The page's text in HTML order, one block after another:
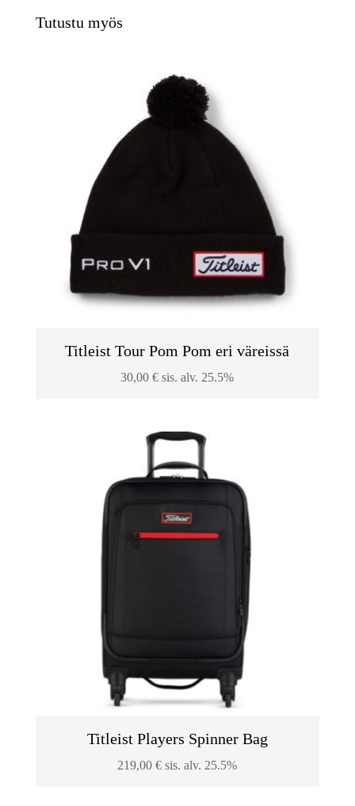
Tutustu myös
Titleist Tour Pom Pom eri väreissä
30,00€ sis. alv. 25.5%
Titleist Players Spinner Bag
219,00€ sis. alv. 25.5%